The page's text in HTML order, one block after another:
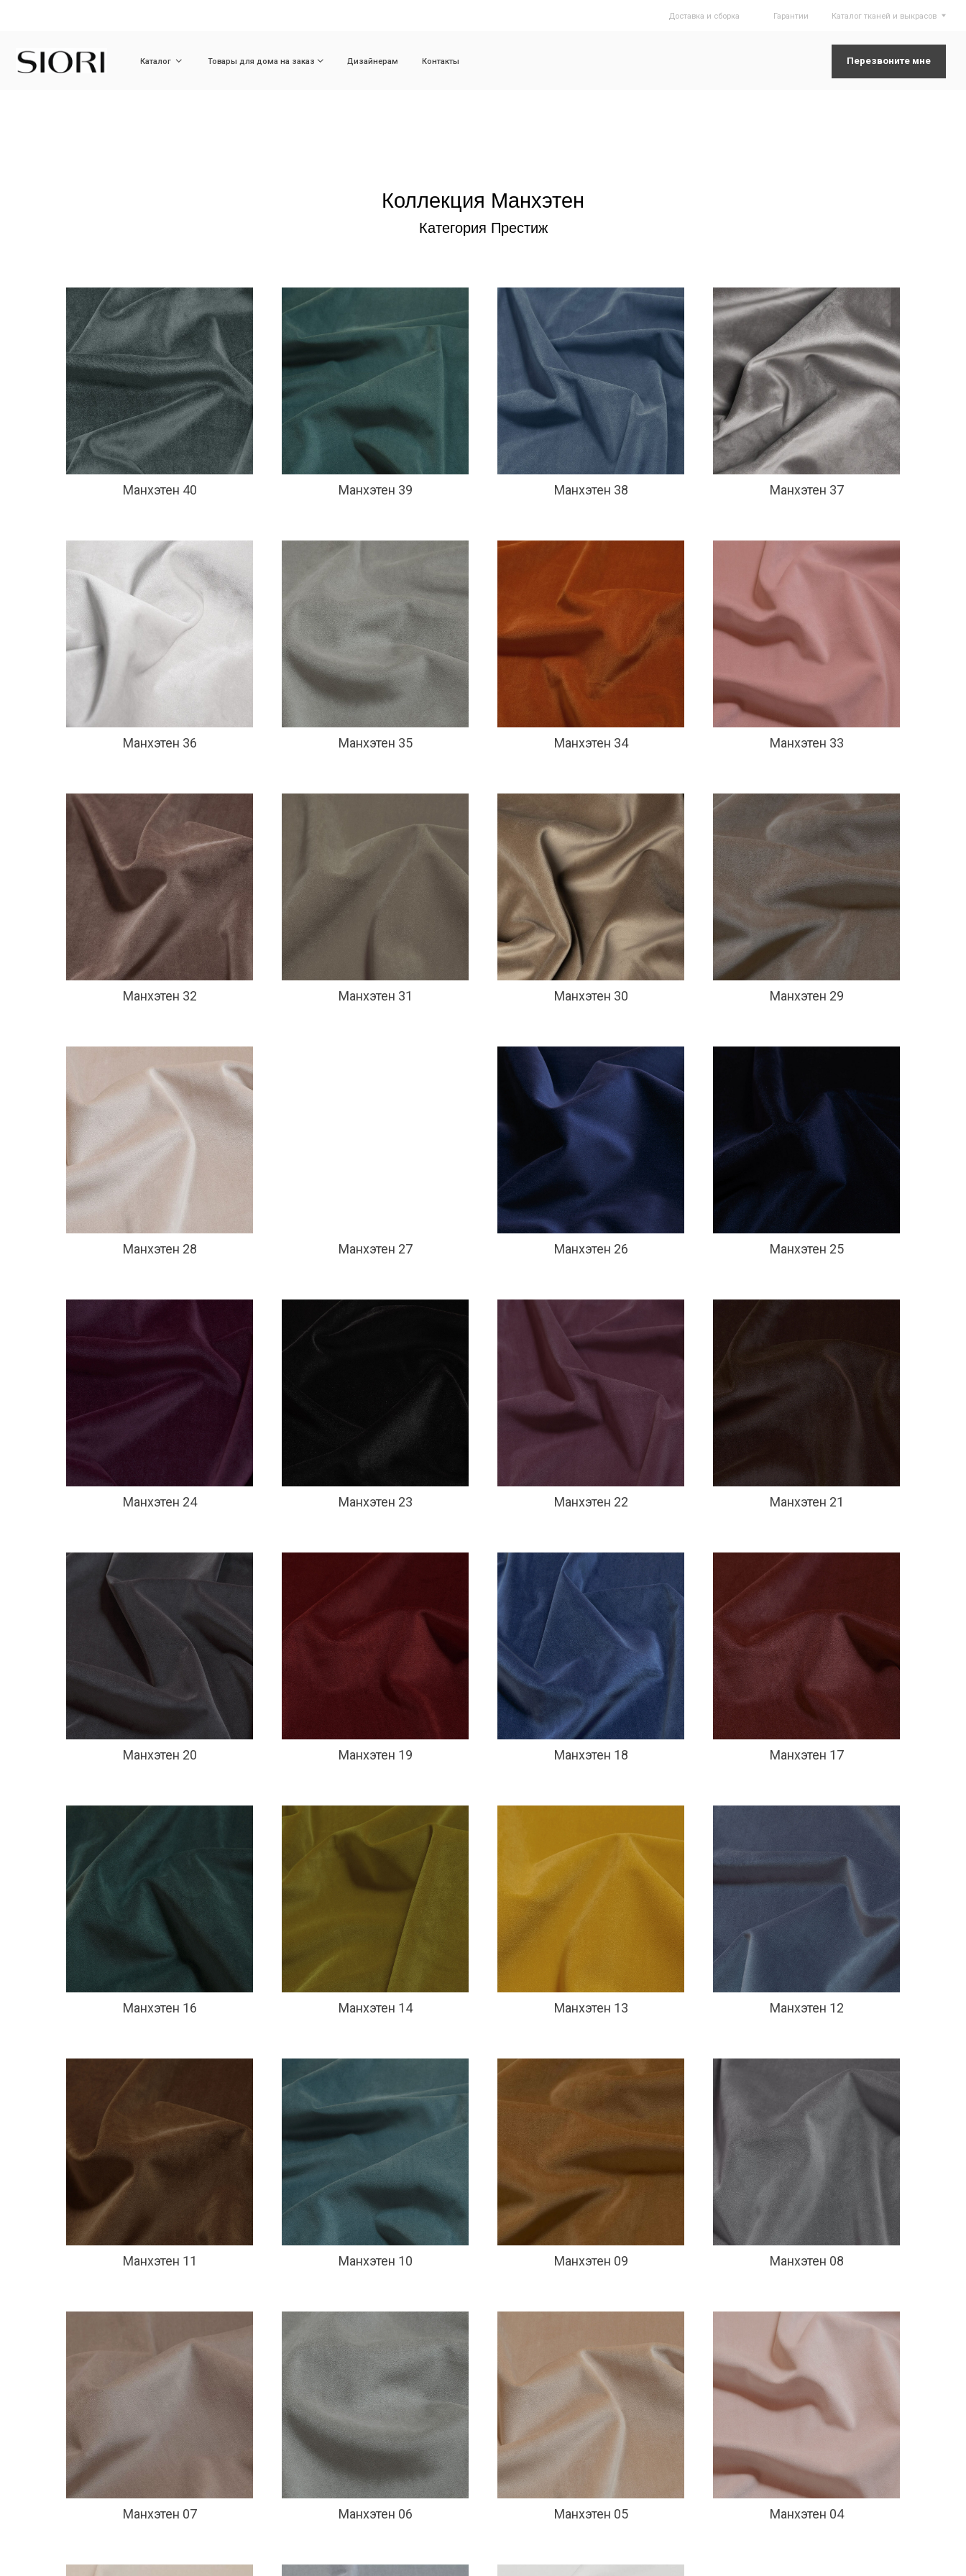
Гарантии Каталог тканей и выкрасов
Коллекция Манхэтен
Категория Престиж
Манхэтен 40 Манхэтен 39 Манхэтен 38 Манхэтен 37
Манхэтен 36 Манхэтен 35 Манхэтен 34 Манхэтен 33
Манхэтен 32 Манхэтен 31 Манхэтен 30 Манхэтен 29
Манхэтен 28 Манхэтен 27 Манхэтен 26 Манхэтен 25
Манхэтен 24 Манхэтен 23 Манхэтен 22 Манхэтен 21
Манхэтен 20 Манхэтен 19 Манхэтен 18 Манхэтен 17
Манхэтен 16 Манхэтен 14 Манхэтен 13 Манхэтен 12
Манхэтен 11 Манхэтен 10 Манхэтен 09 Манхэтен 08
Манхэтен 07 Манхэтен 06 Манхэтен 05 Манхэтен 04